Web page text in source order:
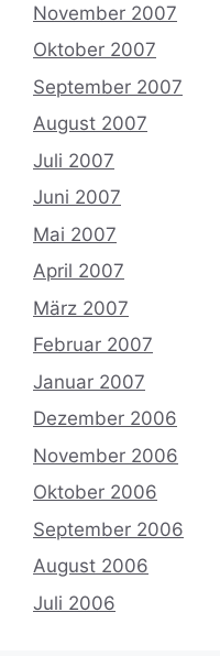
November 2007
Oktober 2007
September 2007
August 2007
Juli 2007
Juni 2007
Mai 2007
April 2007
März 2007
Februar 2007
Januar 2007
Dezember 2006
November 2006
Oktober 2006
September 2006
August 2006
Juli 2006